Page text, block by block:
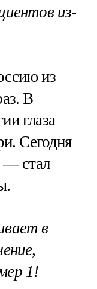
из-
из
В
глаза
Сегодня
— стал
в
1!